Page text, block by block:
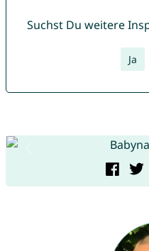
Suchst Du weitere
Ja